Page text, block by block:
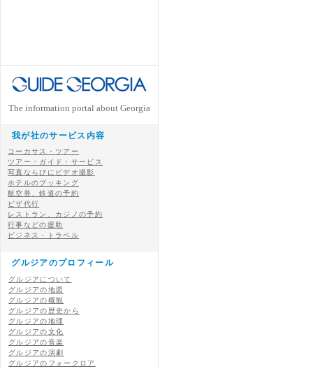
The information portal about Georgia
我が社のサービス内容
コーカサス・ツアー
ツアー・ガイド・サービス
写真ならびにビデオ撮影
ホテルのブッキング
航空券、鉄道の予約
ビザ代行
レストラン、カジノの予約
行事などの援助
ビジネス・トラベル
グルジアのプロフィール
グルジアについて
グルジアの地図
グルジアの概観
グルジアの歴史から
グルジアの地理
グルジアの文化
グルジアの音楽
グルジアの演劇
グルジアのフォークロア